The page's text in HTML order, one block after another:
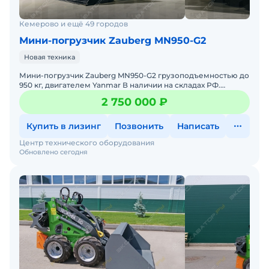
Кемерово и ещё 49 городов
Мини-погрузчик Zauberg MN950-G2
Новая техника
Мини-погрузчик Zauberg MN950-G2 грузоподъемностью до
950 кг, двигателем Yanmar В наличии на складах РФ.
Действующее ЭПСМ, все налоги и сборы уплачены. Докум
2 750 000 ₽
Купить в лизинг Позвонить Написать
Обновлено сегодня
Центр технического оборудования